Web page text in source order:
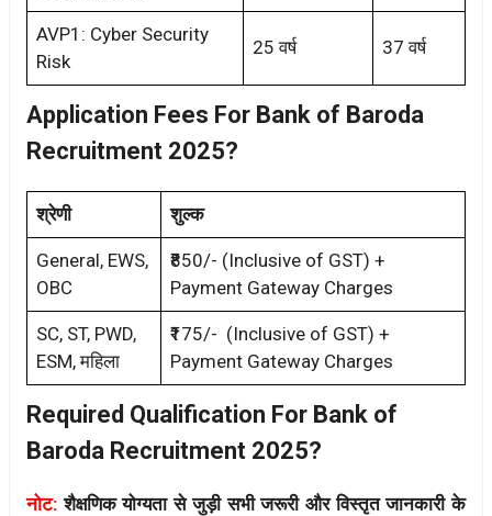
AVP1: Cyber Security
Risk
25 वर्ष 37 वर्ष
Application Fees For Bank of Baroda
Recruitment 2025?
श्रेणी शुल्क
General, EWS,
OBC
₹850/- (Inclusive of GST) +
Payment Gateway Charges
SC, ST, PWD,
ESM, महिला
₹175/- (Inclusive of GST) +
Payment Gateway Charges
Required Qualification For Bank of
Baroda Recruitment 2025?
नोट: शैक्षणिक योग्यता से जुड़ी सभी जरूरी और विस्तृत जानकारी के